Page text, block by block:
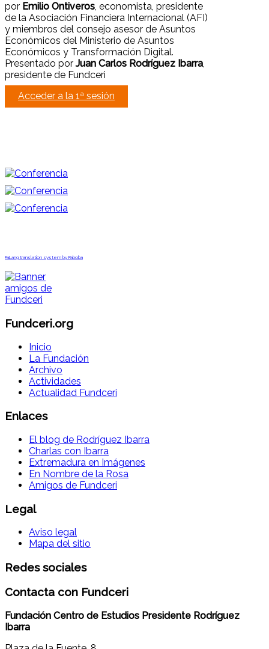
por Emilio Ontiveros, economista, presidente
de la Asociación Financiera Internacional (AFI)
y miembros del consejo asesor de Asuntos
Económicos del Ministerio de Asuntos
Económicos y Transformación Digital.
Presentado porJuan Carlos Rodríguez Ibarra,
presidente de Fundceri
Acceder a la 1ª sesión
FaLang translation system by Faboba
Fundceri.org
Inicio
La Fundación
Archivo
Actividades
Actualidad Fundceri
Enlaces
El blog de Rodríguez Ibarra
Charlas con Ibarra
Extremadura en Imágenes
En Nombre de la Rosa
Amigos de Fundceri
Legal
Aviso legal
Mapa del sitio
Redes sociales
Contacta con Fundceri
Fundación Centro de Estudios Presidente Rodríguez
Ibarra